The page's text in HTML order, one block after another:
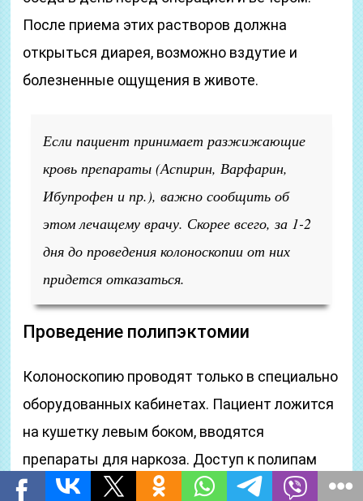
После приема этих растворов должна
открыться диарея, возможно вздутие и
болезненные ощущения в животе.
Если пациент принимает разжижающие
кровь препараты (Аспирин, Варфарин,
Ибупрофен и пр.), важно сообщить об
этом лечащему врачу. Скорее всего, за 1-2
дня до проведения колоноскопии от них
придется отказаться.
Проведение полипэктомии
Колоноскопию проводят только в специально
оборудованных кабинетах. Пациент ложится
на кушетку левым боком, вводятся
препараты для наркоза. Доступ к полипам
осуществляется через анальное отверстие, в